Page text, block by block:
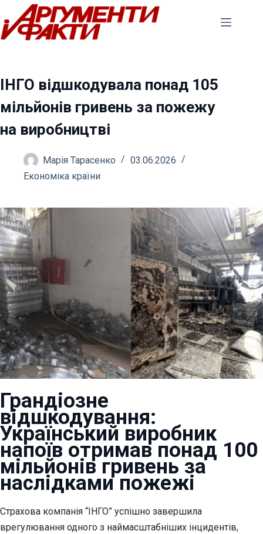
Перейти
до
вмісту
ІНГО відшкодувала понад 105
мільйонів гривень за пожежу
на виробництві
Марія Тарасенко
03.06.2026
Економіка країни
Грандіозне
відшкодування:
Український виробник
напоїв отримав понад 100
мільйонів гривень за
наслідками пожежі
Страхова компанія “ІНГО” успішно завершила
врегулювання одного з наймасштабніших інцидентів,